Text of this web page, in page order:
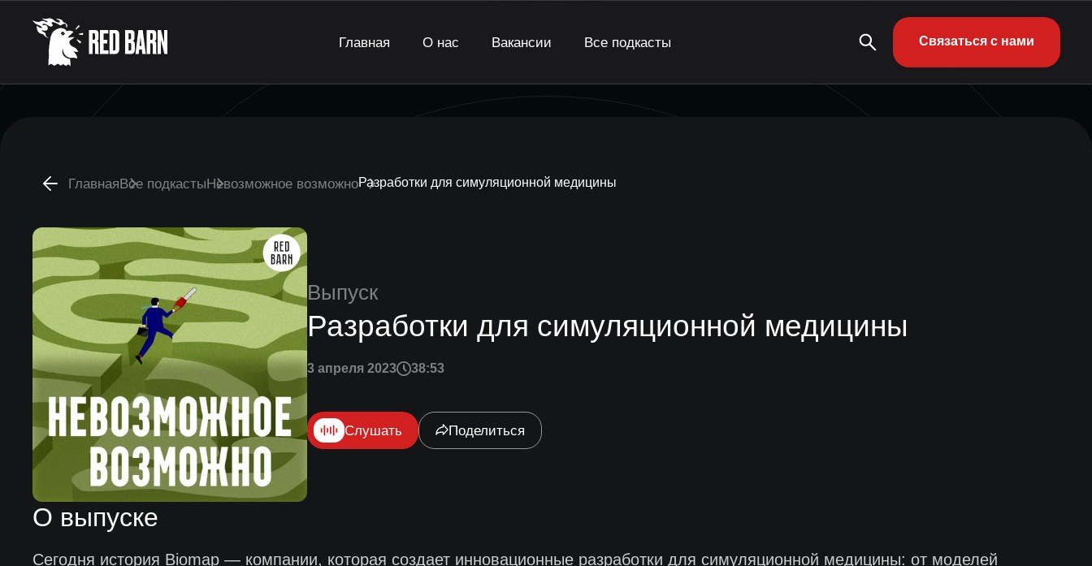
Главная О нас Вакансии Все подкасты Связаться с нами
ГлавнаяВсе подкастыНевозможное возможноРазработки для симуляционной медицины
Выпуск
Разработки для симуляционной медицины
3 апреля 2023 38:53
Слушать Поделиться
О выпуске
Сегодня история Biomap — компании, которая создает инновационные разработки для симуляционной медицины: от моделей